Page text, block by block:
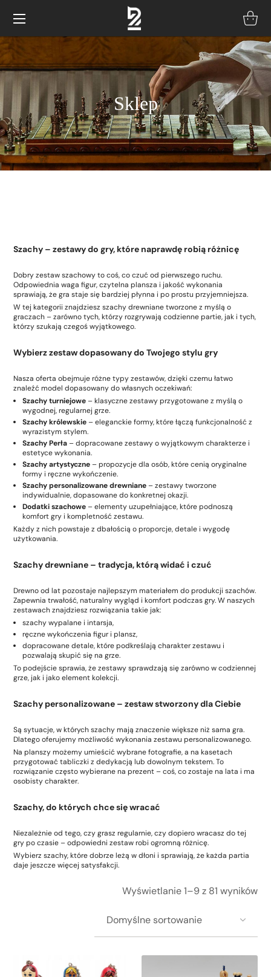
Sklep
Szachy – zestawy do gry, które naprawdę robią różnicę
Dobry zestaw szachowy to coś, co czuć od pierwszego ruchu.
Odpowiednia waga figur, czytelna plansza i jakość wykonania
sprawiają, że gra staje się bardziej płynna i po prostu przyjemniejsza.
W tej kategorii znajdziesz szachy drewniane tworzone z myślą o
graczach – zarówno tych, którzy rozgrywają codzienne partie, jak i tych,
którzy szukają czegoś wyjątkowego.
Wybierz zestaw dopasowany do Twojego stylu gry
Nasza oferta obejmuje różne typy zestawów, dzięki czemu łatwo
znaleźć model dopasowany do własnych oczekiwań:
Szachy turniejowe– klasyczne zestawy przygotowane z myślą o
wygodnej, regularnej grze.
Szachy królewskie– eleganckie formy, które łączą funkcjonalność z
wyrazistym stylem.
Szachy Perła– dopracowane zestawy o wyjątkowym charakterze i
estetyce wykonania.
Szachy artystyczne– propozycje dla osób, które cenią oryginalne
formy i ręczne wykończenie.
Szachy personalizowane drewniane– zestawy tworzone
indywidualnie, dopasowane do konkretnej okazji.
Dodatki szachowe– elementy uzupełniające, które podnoszą
komfort gry i kompletność zestawu.
Każdy z nich powstaje z dbałością o proporcje, detale i wygodę
użytkowania.
Szachy drewniane – tradycja, którą widać i czuć
Drewno od lat pozostaje najlepszym materiałem do produkcji szachów.
Zapewnia trwałość, naturalny wygląd i komfort podczas gry. W naszych
zestawach znajdziesz rozwiązania takie jak:
szachy wypalane i intarsja,
ręczne wykończenia figur i plansz,
dopracowane detale, które podkreślają charakter zestawu i
pozwalają skupić się na grze.
To podejście sprawia, że zestawy sprawdzają się zarówno w codziennej
grze, jak i jako element kolekcji.
Szachy personalizowane – zestaw stworzony dla Ciebie
Są sytuacje, w których szachy mają znaczenie większe niż sama gra.
Dlatego oferujemy możliwość wykonania zestawu personalizowanego.
Na planszy możemy umieścić wybrane fotografie, a na kasetach
przygotować tabliczki z dedykacją lub dowolnym tekstem. To
rozwiązanie często wybierane na prezent – coś, co zostaje na lata i ma
osobisty charakter.
Szachy, do których chce się wracać
Niezależnie od tego, czy grasz regularnie, czy dopiero wracasz do tej
gry po czasie – odpowiedni zestaw robi ogromną różnicę.
Wybierz szachy, które dobrze leżą w dłoni i sprawiają, że każda partia
daje jeszcze więcej satysfakcji.
Wyświetlanie 1–9 z 81 wyników